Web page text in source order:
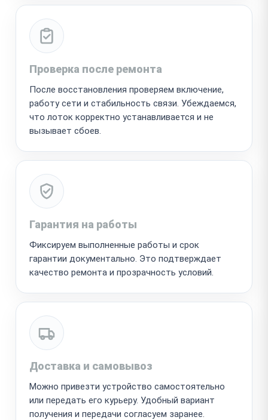
Проверка после ремонта
После восстановления проверяем включение,
работу сети и стабильность связи. Убеждаемся,
что лоток корректно устанавливается и не
вызывает сбоев.
Гарантия на работы
Фиксируем выполненные работы и срок
гарантии документально. Это подтверждает
качество ремонта и прозрачность условий.
Доставка и самовывоз
Можно привезти устройство самостоятельно
или передать его курьеру. Удобный вариант
получения и передачи согласуем заранее.